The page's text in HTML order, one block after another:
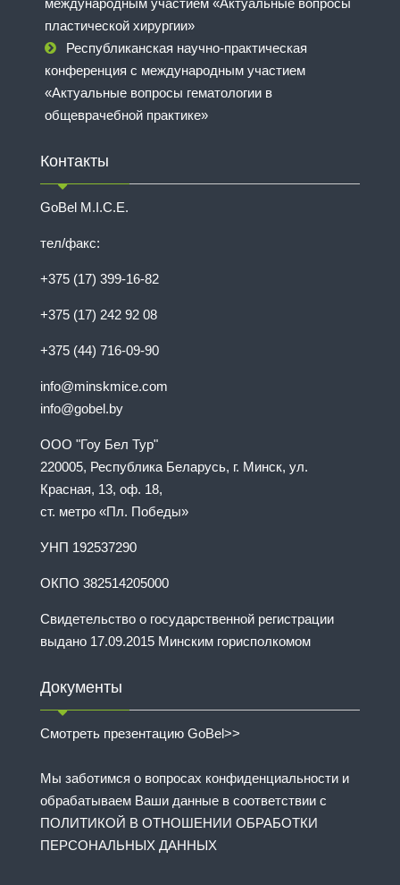
международным участием «Актуальные вопросы
пластической хирургии»
Республиканская научно-практическая
конференция с международным участием
«Актуальные вопросы гематологии в
общеврачебной практике»
Контакты
GoBel M.I.C.E.
тел/факс:
+375 (17) 399-16-82
+375 (17) 242 92 08
+375 (44) 716-09-90
info@minskmice.com
info@gobel.by
ООО "Гоу Бел Тур"
220005, Республика Беларусь, г. Минск, ул.
Красная, 13, оф. 18,
ст. метро «Пл. Победы»
УНП 192537290
ОКПО 382514205000
Свидетельство о государственной регистрации
выдано 17.09.2015 Минским горисполкомом
Документы
Смотреть презентацию GoBel>>
Мы заботимся о вопросах конфиденциальности и
обрабатываем Ваши данные в соответствии с
ПОЛИТИКОЙ В ОТНОШЕНИИ ОБРАБОТКИ
ПЕРСОНАЛЬНЫХ ДАННЫХ